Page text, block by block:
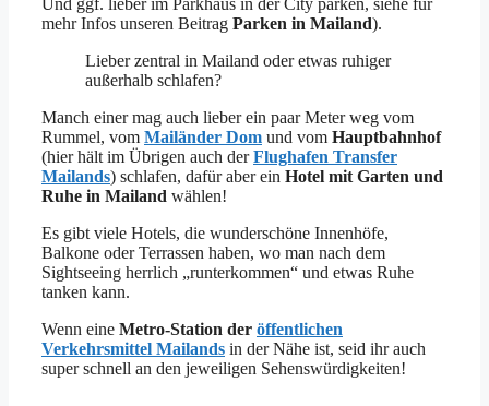
mehr Infos unseren Beitrag Parken in Mailand).
Lieber zentral in Mailand oder etwas ruhiger
außerhalb schlafen?
Manch einer mag auch lieber ein paar Meter weg vom
Rummel, vom Mailänder Dom und vom Hauptbahnhof
(hier hält im Übrigen auch derFlughafen Transfer
Mailands) schlafen, dafür aber ein Hotel mit Garten und
Ruhe in Mailand wählen!
Es gibt viele Hotels, die wunderschöne Innenhöfe,
Balkone oder Terrassen haben, wo man nach dem
Sightseeing herrlich „runterkommen“ und etwas Ruhe
tanken kann.
Wenn eine Metro-Station der öffentlichen
Verkehrsmittel Mailands in der Nähe ist, seid ihr auch
super schnell an den jeweiligen Sehenswürdigkeiten!